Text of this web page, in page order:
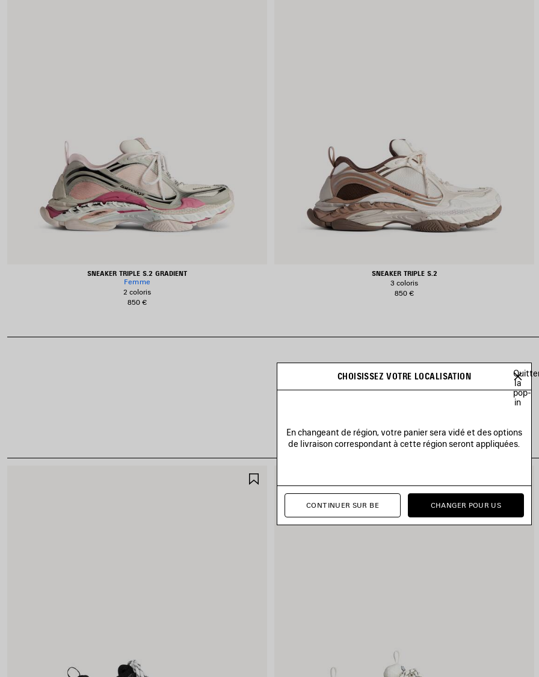
SNEAKER TRIPLE S.2 GRADIENT
Femme
2 coloris
850 €
SNEAKER TRIPLE S.2
3 coloris
850 €
AUX
FAVORIS
CHOISISSEZ VOTRE LOCALISATION
la
pop-
in
En changeant de région, votre panier sera vidé et des options
de livraison correspondant à cette région seront appliquées.
CONTINUER SUR BE CHANGER POUR US